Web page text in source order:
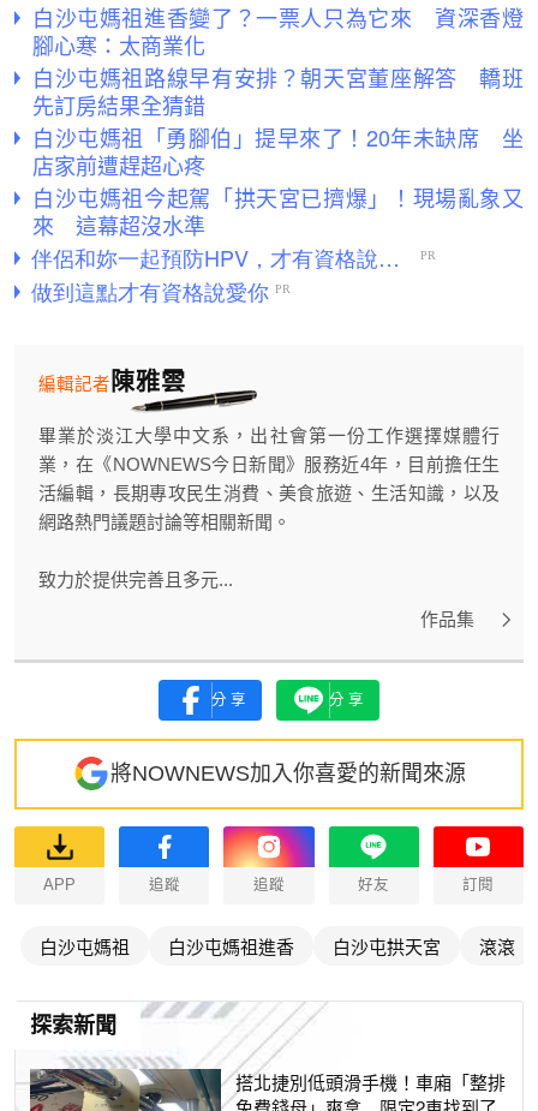
白沙屯媽祖進香變了？一票人只為它來 資深香燈
腳心寒：太商業化
白沙屯媽祖路線早有安排？朝天宮董座解答 轎班
先訂房結果全猜錯
白沙屯媽祖「勇腳伯」提早來了！20年未缺席 坐
店家前遭趕超心疼
白沙屯媽祖今起駕「拱天宮已擠爆」！現場亂象又
來 這幕超沒水準
陳雅雲
編輯記者
畢業於淡江大學中文系，出社會第一份工作選擇媒體行
業，在《NOWNEWS今日新聞》服務近4年，目前擔任生
活編輯，長期專攻民生消費、美食旅遊、生活知識，以及
網路熱門議題討論等相關新聞。
致力於提供完善且多元...
作品集
分享 分享
將NOWNEWS加入你喜愛的新聞來源
APP 追蹤 追蹤 好友 訂閱
白沙屯媽祖 白沙屯媽祖進香 白沙屯拱天宮 滾滾
探索新聞
搭北捷別低頭滑手機！車廂「整排